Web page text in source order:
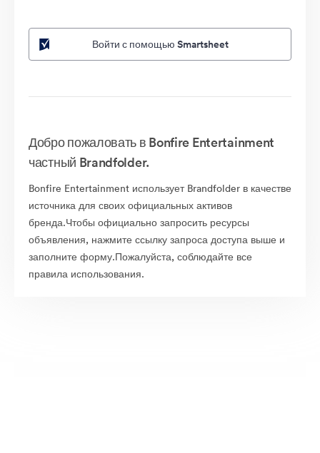
Войти с помощью Smartsheet
Добро пожаловать в Bonfire Entertainment
частный Brandfolder.
Bonfire Entertainment использует Brandfolder в качестве
источника для своих официальных активов
бренда.Чтобы официально запросить ресурсы
объявления, нажмите ссылку запроса доступа выше и
заполните форму.Пожалуйста, соблюдайте все
правила использования.